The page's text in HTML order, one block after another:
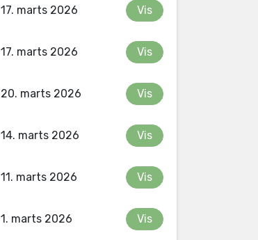
17. marts 2026 Vis
17. marts 2026 Vis
20. marts 2026 Vis
14. marts 2026 Vis
11. marts 2026 Vis
1. marts 2026 Vis